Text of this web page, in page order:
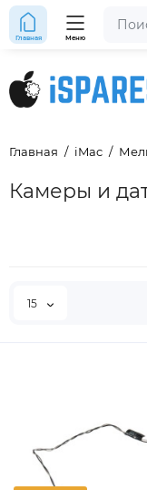
Главная Меню
Главная iMac
Камеры и
15